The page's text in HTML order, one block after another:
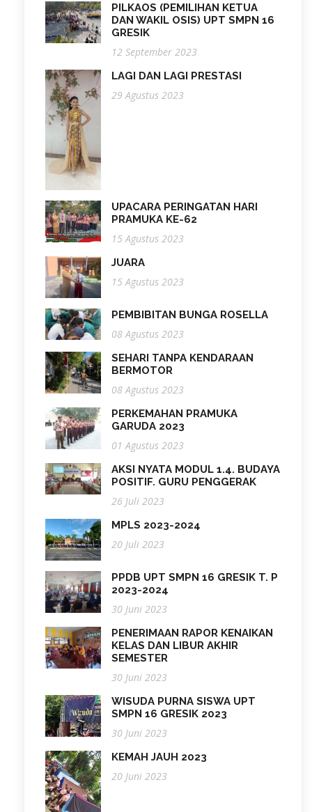
PILKAOS (PEMILIHAN KETUA
DAN WAKIL OSIS) UPT SMPN 16
GRESIK
12 September 2023
LAGI DAN LAGI PRESTASI
29 Agustus 2023
UPACARA PERINGATAN HARI
PRAMUKA KE-62
15 Agustus 2023
JUARA
15 Agustus 2023
PEMBIBITAN BUNGA ROSELLA
08 Agustus 2023
SEHARI TANPA KENDARAAN
BERMOTOR
08 Agustus 2023
PERKEMAHAN PRAMUKA
GARUDA 2023
01 Agustus 2023
AKSI NYATA MODUL 1.4. BUDAYA
POSITIF. GURU PENGGERAK
26 Juli 2023
MPLS 2023-2024
20 Juli 2023
PPDB UPT SMPN 16 GRESIK T. P
2023-2024
30 Juni 2023
PENERIMAAN RAPOR KENAIKAN
KELAS DAN LIBUR AKHIR
SEMESTER
30 Juni 2023
WISUDA PURNA SISWA UPT
SMPN 16 GRESIK 2023
30 Juni 2023
KEMAH JAUH 2023
20 Juni 2023